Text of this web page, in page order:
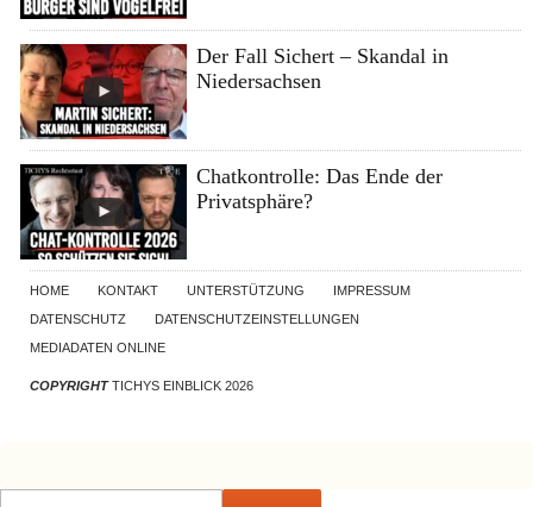
Der Fall Sichert – Skandal in
Niedersachsen
Chatkontrolle: Das Ende der
Privatsphäre?
HOME KONTAKT UNTERSTÜTZUNG
IMPRESSUM
DATENSCHUTZ
DATENSCHUTZEINSTELLUNGEN
MEDIADATEN ONLINE
COPYRIGHTTICHYS EINBLICK 2026